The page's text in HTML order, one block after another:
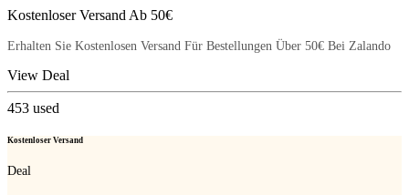
Kostenloser Versand Ab 50€
Erhalten Sie Kostenlosen Versand Für Bestellungen Über 50€ Bei Zalando
View Deal
453 used
Kostenloser Versand
Deal